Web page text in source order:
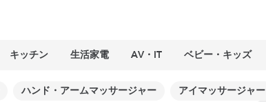
キッチン 生活家電 AV・IT ベビー・キッズ
ハンド・アームマッサージャー アイマッサージャー